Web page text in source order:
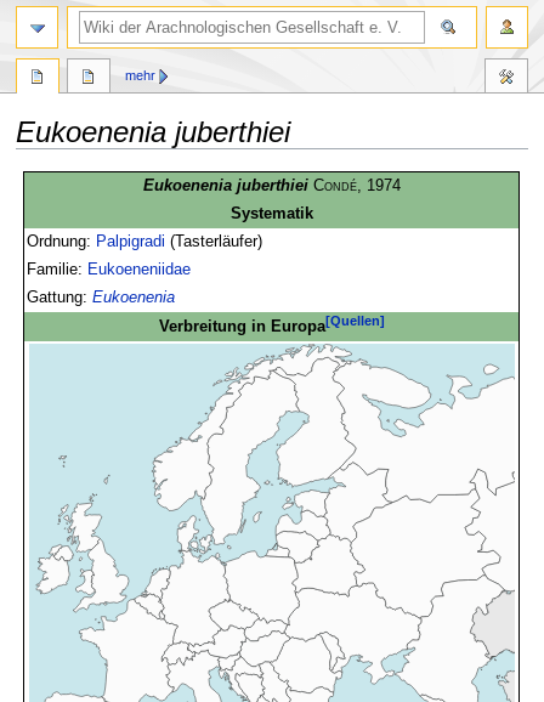
Eukoenenia juberthiei
springen
springen
Eukoenenia juberthiei Condé, 1974
Systematik
Ordnung: Palpigradi (Tasterläufer)
Familie: Eukoeneniidae
Gattung:Eukoenenia
Verbreitung in Europa[Quellen]
mehr